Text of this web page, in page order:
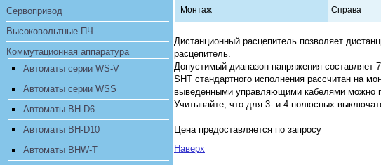
Сервопривод
Высоковольтные ПЧ
Коммутационная аппаратура
Автоматы серии WS-V
Автоматы серии WSS
Автоматы BH-D6
Автоматы BH-D10
Автоматы BHW-T
Монтаж Справа
Дистанционный расцепитель позволяет
расцепитель.
Допустимый диапазон напряжения составляет
SHT стандартного исполнения рассчитан на
выведенными управляющими кабелями можно
Учитывайте, что для 3- и 4-полюсных
Цена предоставляется по запросу
Наверх